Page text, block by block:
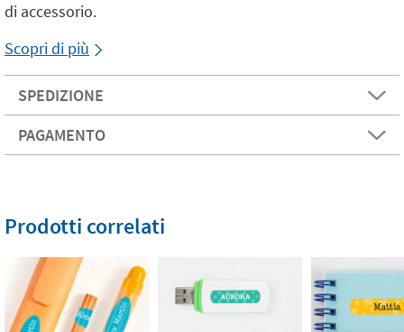
di accessorio.
Scopri di più
SPEDIZIONE
PAGAMENTO
Prodotti correlati